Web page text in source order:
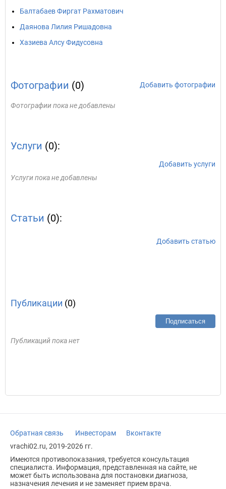
Балтабаев Фиргат Рахматович
Даянова Лилия Ришадовна
Хазиева Алсу Фидусовна
Фотографии (0) Добавить фотографии
Фотографии пока не добавлены
Услуги (0):
Добавить услуги
Услуги пока не добавлены
Статьи (0):
Добавить статью
Публикации (0)
Подписаться
Публикаций пока нет
Обратная связь Инвесторам
Вконтакте
vrachi02.ru, 2019-2026 гг.
Имеются противопоказания, требуется консультация
специалиста. Информация, представленная на сайте, не
может быть использована для постановки диагноза,
назначения лечения и не заменяет прием врача.